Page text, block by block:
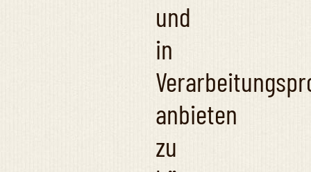
und
in
anbieten
zu